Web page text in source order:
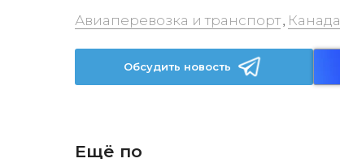
Авиаперевозка и транспорт, Канада
Обсудить новость
Ещё по